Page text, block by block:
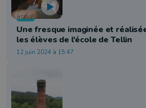
Info
Une fresque imaginée et
les élèves de l'école de Tellin
12 juin 2024 à 15:47